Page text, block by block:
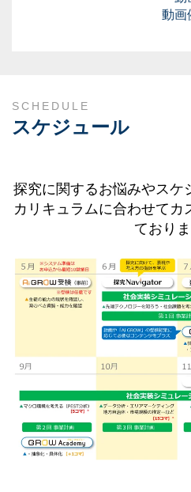
動画
SCHEDULE
スケジュール
探究に関するお悩みやスケ
カリキュラムに合わせてカ
ておりま